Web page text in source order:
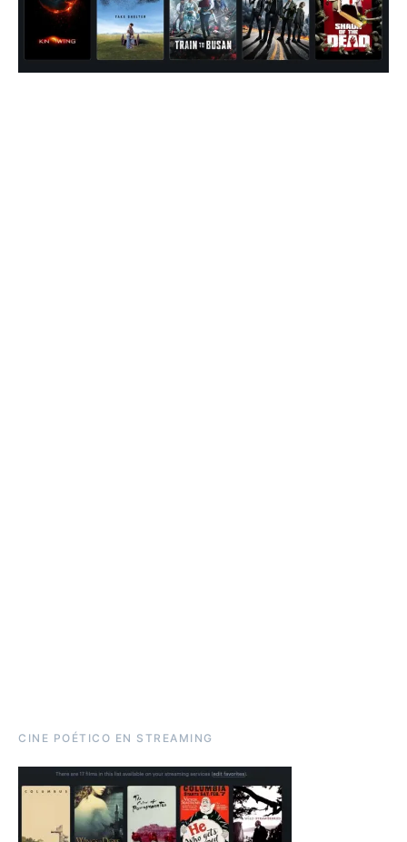
CINE POÉTICO EN STREAMING